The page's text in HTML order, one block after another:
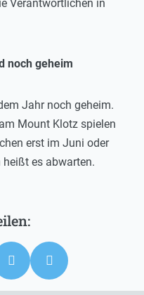
Verantwortlichen in
noch geheim
Jahr noch geheim.
Mount Klotz spielen
erst im Juni oder
es abwarten.